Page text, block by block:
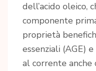
dell’acido oleico,
componente
proprietà
essenziali (AGE)
al corrente anche